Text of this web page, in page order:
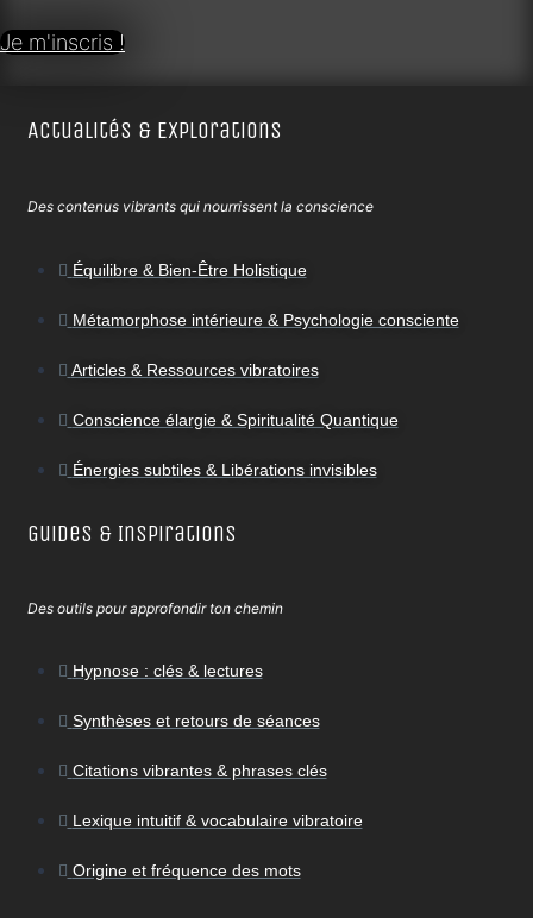
Je m'inscris !
Actualités & Explorations
Des contenus vibrants qui nourrissent la conscience
Équilibre & Bien-Être Holistique
Métamorphose intérieure & Psychologie consciente
Articles & Ressources vibratoires
Conscience élargie & Spiritualité Quantique
Énergies subtiles & Libérations invisibles
Guides & Inspirations
Des outils pour approfondir ton chemin
Hypnose : clés & lectures
Synthèses et retours de séances
Citations vibrantes & phrases clés
Lexique intuitif & vocabulaire vibratoire
Origine et fréquence des mots